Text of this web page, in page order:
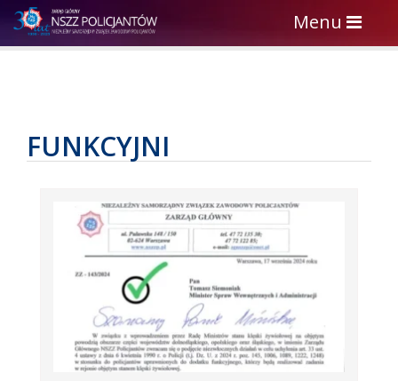
Toggle
navigation
Menu
FUNKCYJNI